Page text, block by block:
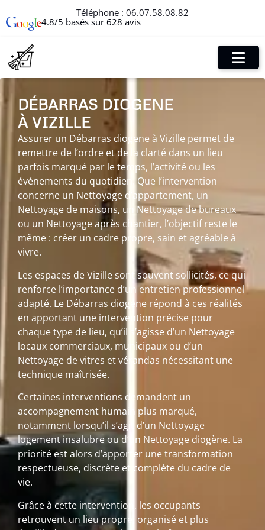
Téléphone : 06.07.58.08.82
4.8/5 basés sur 628 avis
DÉBARRAS DIOGENE
À VIZILLE
Assurer un Débarras diogene à Vizille permet de
remettre de l’ordre et de la clarté dans un lieu
parfois marqué par le temps, l’activité ou les
événements du quotidien. Que l’intervention
concerne un Nettoyage d’appartement, un
Nettoyage de maisons, un Nettoyage de bureaux
ou un Nettoyage après chantier, l’objectif reste le
même : créer un cadre propre, sain et agréable à
vivre.
Les espaces de Vizille sont souvent sollicités, ce qui
renforce l’importance d’un entretien professionnel
adapté. Le Débarras diogene répond à ces réalités
en apportant une intervention précise pour
chaque type de lieu, qu’il s’agisse d’un Nettoyage
locaux commerciaux, municipaux ou d’un
Nettoyage de vitres et vérandas nécessitant une
technique maîtrisée.
Certaines interventions demandent un
accompagnement humain plus marqué,
notamment lorsqu’il s’agit d’un Nettoyage
logement insalubre ou d’un Nettoyage diogène. La
priorité est alors d’apporter une transformation
respectueuse, discrète et complète du cadre de
vie.
Grâce à cette intervention, les occupants
retrouvent un lieu propre, organisé et plus